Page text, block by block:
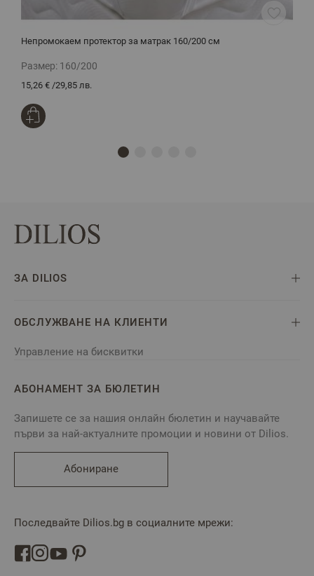
Непромокаем протектор за матрак 160/200 см
Размер: 160/200
15,26 € /29,85 лв.
ЗА DILIOS
ОБСЛУЖВАНЕ НА КЛИЕНТИ
Управление на бисквитки
АБОНАМЕНТ ЗА БЮЛЕТИН
Запишете се за нашия онлайн бюлетин и научавайте
първи за най-актуалните промоции и новини от Dilios.
Абониране
Последвайте Dilios.bg в социалните мрежи: